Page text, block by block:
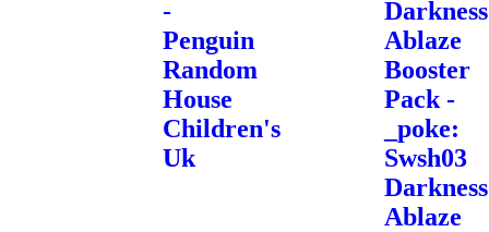
-
Penguin
Random
House
Children's
Uk
Darkness
Ablaze
Booster
Pack -
_poke:
Swsh03
Darkness
Ablaze